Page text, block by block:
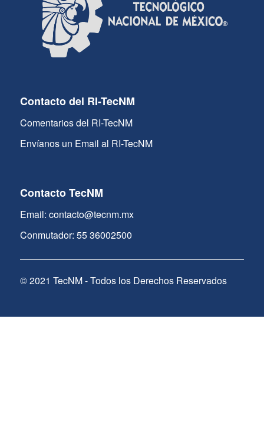
Contacto del RI-TecNM
Comentarios del RI-TecNM
Envíanos un Email al RI-TecNM
Contacto TecNM
Email: contacto@tecnm.mx
Conmutador: 55 36002500
© 2021 TecNM - Todos los Derechos Reservados